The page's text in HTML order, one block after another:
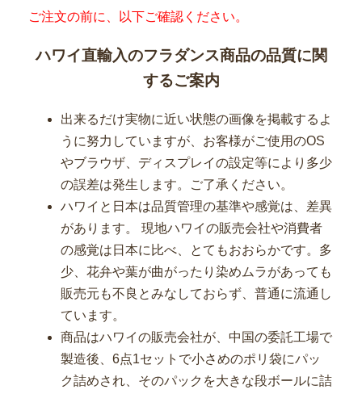
ご注文の前に、以下ご確認ください。
ハワイ直輸入のフラダンス商品の品質に関
するご案内
出来るだけ実物に近い状態の画像を掲載するよ
うに努力していますが、お客様がご使用のOS
やブラウザ、ディスプレイの設定等により多少
の誤差は発生します。ご了承ください。
ハワイと日本は品質管理の基準や感覚は、差異
があります。 現地ハワイの販売会社や消費者
の感覚は日本に比べ、とてもおおらかです。多
少、花弁や葉が曲がったり染めムラがあっても
販売元も不良とみなしておらず、普通に流通し
ています。
商品はハワイの販売会社が、中国の委託工場で
製造後、6点1セットで小さめのポリ袋にパッ
ク詰めされ、そのパックを大きな段ボールに詰